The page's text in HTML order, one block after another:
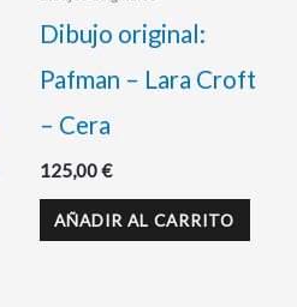
Dibujo original:
Pafman – Lara Croft
– Cera
125,00€
AÑADIR AL CARRITO